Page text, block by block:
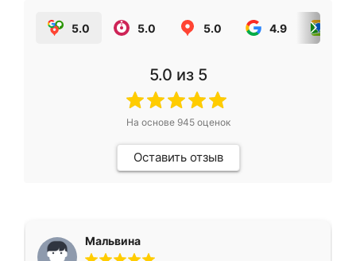
5.0 5.0 5.0 4.9
5.0 из 5
На основе 945оценок
Оставить отзыв
Мальвина